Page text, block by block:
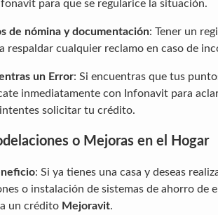
para que se regularice la situación.
de nómina y documentación: Tener un
respaldar cualquier reclamo en caso de
un Error: Si encuentras que tus
inmediatamente con Infonavit para
solicitar tu crédito.
o Mejoras en el Hogar
: Si ya tienes una casa y deseas
o instalación de sistemas de ahorro de
un crédito Mejoravit.